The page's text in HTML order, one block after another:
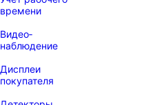
времени
Видео‑
наблюдение
Дисплеи
покупателя